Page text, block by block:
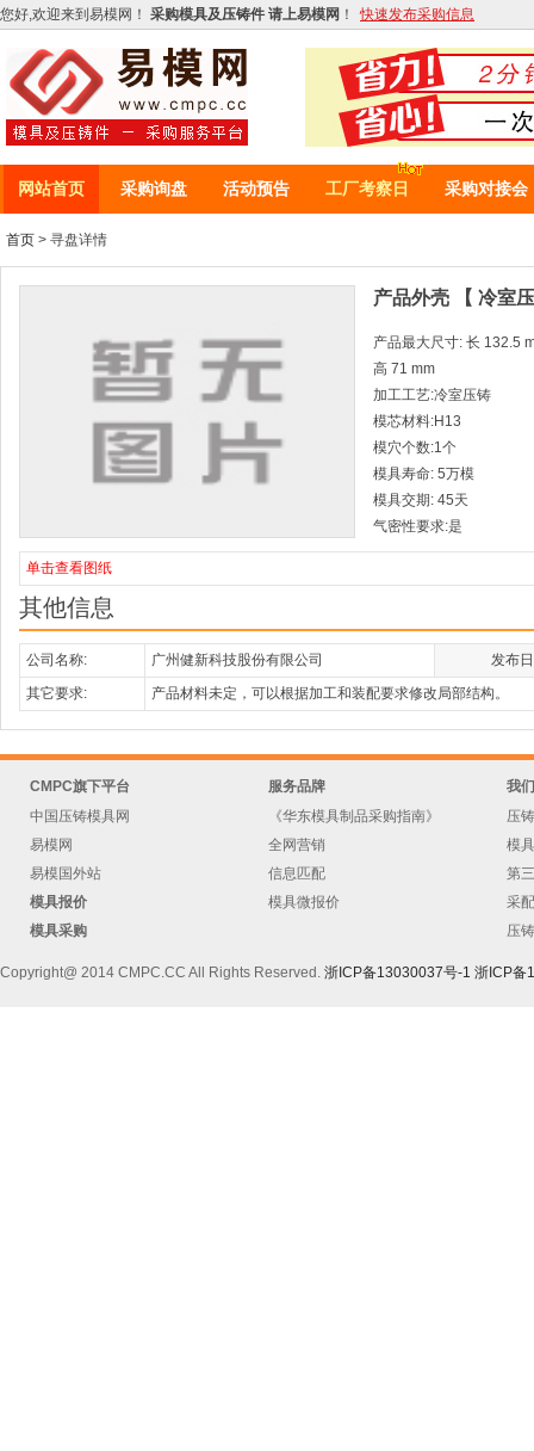
您好,欢迎来到易模网！ 采购模具及压铸件 请上易模网 ！ 快速发布采购信息
网站首页 采购询盘 活动预告 工厂考察日 采购对接会
首页 > 寻盘详情
产品外壳 【 冷室
产品最大尺寸: 长 132.5
高 71 mm
加工工艺:冷室压铸
模芯材料:H13
模穴个数:1个
模具寿命: 5万模
模具交期: 45天
气密性要求:是
单击查看图纸
其他信息
公司名称: 广州健新科技股份有限公司
发布
其它要求:
产品材料未定，可以根据加工和装配要求修改局部结构。
CMPC旗下平台
中国压铸模具网
易模网
易模国外站
模具报价
模具采购
服务品牌
《华东模具制品采购指南》
全网营销
信息匹配
模具微报价
我
压
模
第
采
压
Copyright@ 2014 CMPC.CC All Rights Reserved. 浙ICP备13030037号-1 浙ICP备